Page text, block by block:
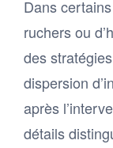
Dans
ruchers ou
des
dispersion
après
détails